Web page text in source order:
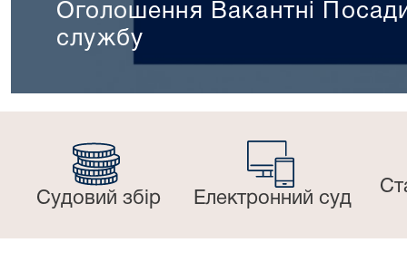
Оголошення Вакантні
службу
Судовий збір Електронний суд